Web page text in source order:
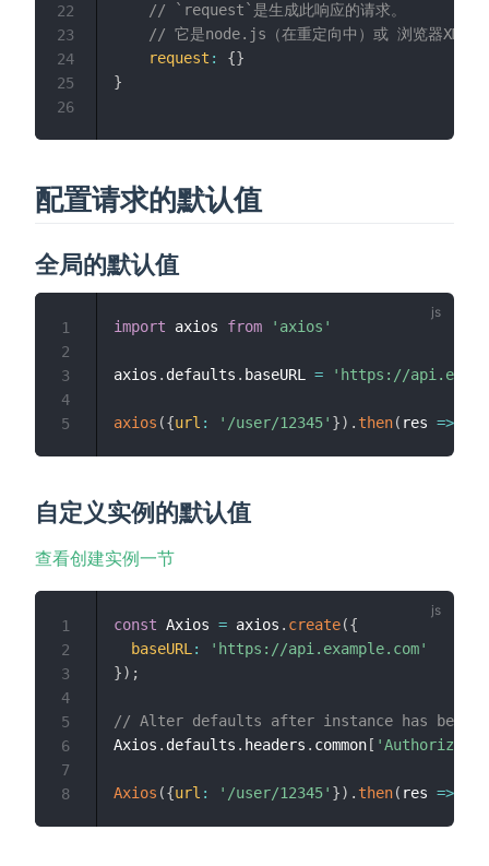
// `request`是生成此响应的请求。
// 它是node.js（在重定向中）或 浏览器
request : {}
}
22
23
24
25
26
配置请求的默认值
全局的默认值
import axios from 'axios'
axios . defaults . baseURL = 'https://
axios ({url : '/user/12345' }) . then( res =>
1
2
3
4
5
自定义实例的默认值
查看创建实例一节
const Axios = axios . create({
baseURL :
'https://api.example.com'
}) ;
// Alter defaults after instance has been
Axios . defaults . headers . common [
Axios ({url : '/user/12345' }) . then( res =>
1
2
3
4
5
6
7
8